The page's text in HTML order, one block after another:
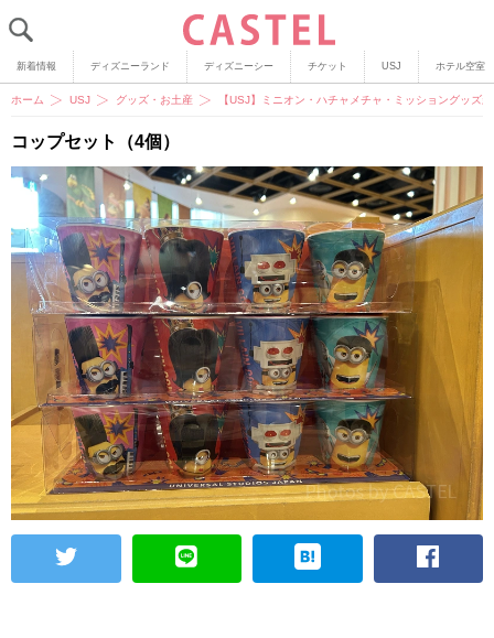
新着情報 ディズニーランド ディズニーシー チケット USJ ホテル空室
ホーム USJ グッズ・お土産 【USJ】ミニオン・ハチャメチャ・ミッショングッズ
コップセット（4個）